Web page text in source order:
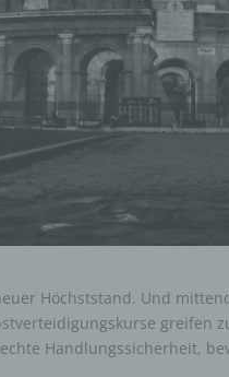
Höchststand. Und
greifen
Handlungssicherheit,